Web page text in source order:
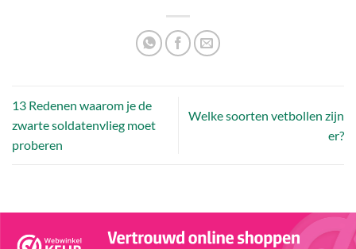
13 Redenen waarom je de
zwarte soldatenvlieg moet
proberen
Welke soorten vetbollen zijn
er?